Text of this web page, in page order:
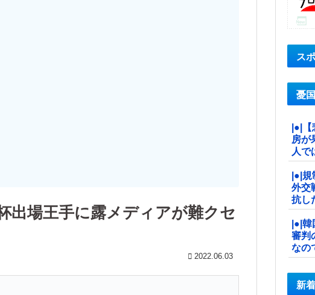
出場王手に露メディアが難クセ
2022.06.03
ス
憂
|●|
房が
人で
|●|
外交
抗
|●|
審判
なの
新